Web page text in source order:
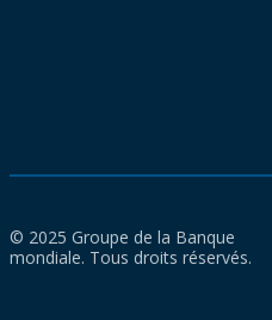
© 2025 Groupe de la Banque
mondiale. Tous droits réservés.